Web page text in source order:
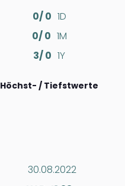
0/ 0 1D
0/ 0 1M
3/ 0 1Y
Höchst- / Tiefstwerte
30.08.2022